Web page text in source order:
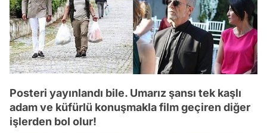
Posteri yayınlandı bile. Umarız şansı tek kaşlı
adam ve küfürlü konuşmakla film geçiren diğer
işlerden bol olur!